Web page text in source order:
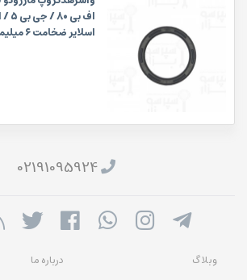
اف
اسلایر ضخامت ۶ میلیمتر شرکتی
02191095924
وبلاگ
درباره ما